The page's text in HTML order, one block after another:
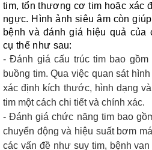
tim, tổn thương cơ tim hoặc xác
ngực. Hình ảnh siêu âm còn
bệnh và đánh giá hiệu quả
cụ thể như sau:
- Đánh giá cấu trúc tim bao
buồng tim. Qua việc quan sát
xác định kích thước, hình dạng
tim một cách chi tiết và chính xác.
- Đánh giá chức năng tim bao
chuyển động và hiệu suất bơm
các vấn đề như suy tim, bệnh